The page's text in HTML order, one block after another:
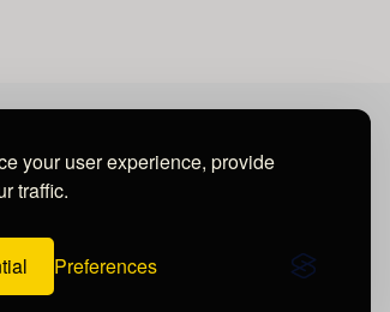
your user experience, provide
traffic.
Preferences